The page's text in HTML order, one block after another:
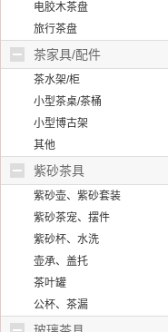
电胶木茶盘
旅行茶盘
茶家具/配件
茶水架/柜
小型茶桌/茶桶
小型博古架
其他
紫砂茶具
紫砂壶、紫砂套装
紫砂茶宠、摆件
紫砂杯、水洗
壶承、盖托
茶叶罐
公杯、茶漏